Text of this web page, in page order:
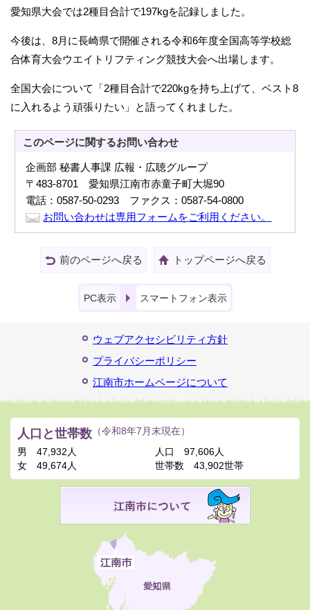
愛知県大会では2種目合計で197kgを記録しました。
今後は、8月に長崎県で開催される令和6年度全国高等学校総
合体育大会ウエイトリフティング競技大会へ出場します。
全国大会について「2種目合計で220kgを持ち上げて、ベスト8
に入れるよう頑張りたい」と語ってくれました。
このページに関するお問い合わせ
企画部 秘書人事課 広報・広聴グループ
〒483-8701 愛知県江南市赤童子町大堀90
電話：0587-50-0293 ファクス：0587-54-0800
お問い合わせは専用フォームをご利用ください。
前のページへ戻る トップページへ戻る
PC表示 スマートフォン表示
ウェブアクセシビリティ方針
プライバシーポリシー
江南市ホームページについて
人口と世帯数 （令和8年7月末現在）
男
47,932人
女
49,674人
人口
97,606人
世帯数
43,902世帯